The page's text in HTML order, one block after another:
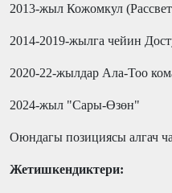
2013-жыл Кожомкул (
2014-2019-жылга чейин
2020-22-жылдар Ала-Тоо
2024-жыл "Сары-Өзөн"
Оюндагы позициясы алгач
Жетишкендиктери: